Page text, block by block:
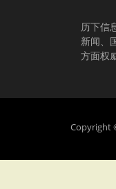
历下信
新闻、
方面权
Copyright